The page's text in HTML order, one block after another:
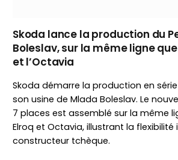
Skoda lance la production du
Boleslav, sur la même ligne que
et l’Octavia
Skoda démarre la production en
son usine de Mlada Boleslav. Le
7 places est assemblé sur la même
Elroq et Octavia, illustrant la flexibilité
constructeur tchèque.